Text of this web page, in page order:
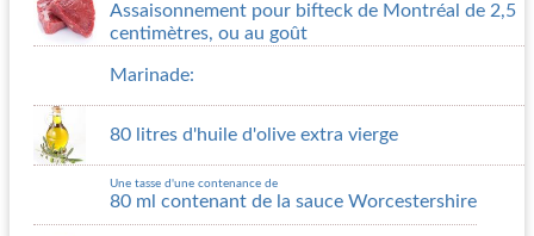
Assaisonnement pour bifteck de Montréal de 2,5
centimètres, ou au goût
Marinade:
80 litres d'huile d'olive extra vierge
Une tasse d'une contenance de
80 ml contenant de la sauce Worcestershire